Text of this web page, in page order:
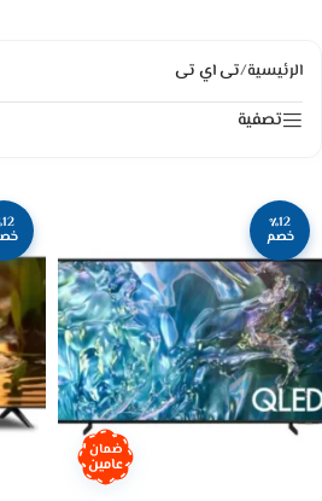
الرئيسية/تى اي تى
تصفية
٪12
خصم
ضمان
عامين